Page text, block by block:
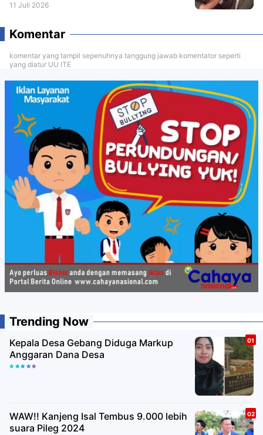
11 Juli 2026
Komentar
komentar yang tampil sepenuhnya tanggung jawab komentator seperti
yang diatur UU ITE
Trending Now
Kepala Desa Gebang Diduga Markup
Anggaran Dana Desa
WAW!! Kanjeng Isal Tembus 9.000 lebih
suara Pileg 2024